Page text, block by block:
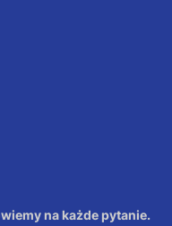
na każde pytanie.